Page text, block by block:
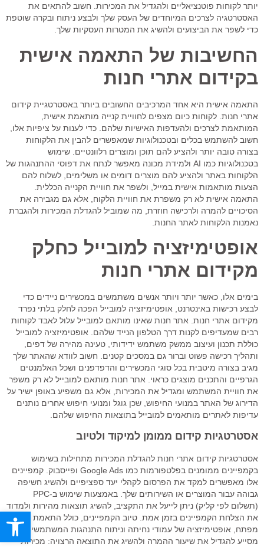
יותר לקוחות פוטנציאליים ולהגדיל את המכירות. חשוב להתאים את
האסטרטגיה לצרכים המיוחדים של העסק שלך ולבצע ניתוח ובקרה שוטפת
כדי לשפר את הביצועים ולהשיג את המטרות העסקיות שלך.
החשיבות של התאמה אישית
בקידום אתרי חנות
התאמה אישית היא אחד המרכיבים החשובים ביותר באסטרטגיית קידום
אתרי חנות. לקוחות כיום מצפים לחוויית קנייה מותאמת אישית,
המותאמת לצרכים ולהעדפות האישיות שלהם. כדי לענות על ציפיות אלו,
חשוב להשתמש בכלים ובטכנולוגיות שמאפשרים להבין את הלקוחות
בצורה טובה יותר ולהציע להם תוכן ומוצרים רלוונטיים. שימוש
בטכנולוגיות כמו AI ולמידת מכונה מאפשר לנתח את דפוסי ההתנהגות של
הלקוחות באתר ולהציע להם מוצרים דומים או משלימים, לשלוח להם
הצעות מותאמות אישית במייל, ולשפר את חוויית הקנייה הכללית.
התאמה אישית לא רק משפרת את חוויית הלקוח, אלא גם מגבירה את
הסיכויים להמרה ולרכישה חוזרת, מה שמוביל להגדלת המכירות ולהגברת
נאמנות הלקוחות לאתר החנות.
אופטימיזציה למובייל כחלק
מקידום אתרי חנות
בימים אלו, כאשר יותר ויותר אנשים משתמשים במכשירים ניידים כדי
לבצע רכישות באינטרנט, אופטימיזציה למובייל הפכה לחלק בלתי נפרד
מקידום אתרי חנות. אתר חנות שאינו מותאם למובייל עלול לאבד לקוחות
רבים שמעדיפים לקנות דרך הטלפון הנייד שלהם. אופטימיזציה למובייל
כוללת תכנון ועיצוב ממשק משתמש ידידותי, טעינה מהירה של דפים,
ותהליך רכישה פשוט וברור גם במסכים קטנים. חשוב לוודא שהאתר שלך
מגיב בצורה מיטבית בכל סוגי המכשירים והדפדפנים ושכל האלמנטים
הגרפיים והתכנים מוצגים כראוי. אתר חנות מותאם למובייל לא רק משפר
את חוויית המשתמש ומגדיל את המכירות, אלא גם משפיע באופן ישיר על
הדירוג של האתר במנועי החיפוש, שכן גוגל ומנועי חיפוש אחרים נותנים
עדיפות לאתרים מותאמים למובייל בתוצאות החיפוש שלהם.
אסטרטגיות קידום ממומן למיקוד ולטיוב
אסטרטגיות קידום אתרי חנות להגדלת המכירות מתחילות בשימוש
בקמפיינים ממומנים בפלטפורמות כמו Google Ads ופייסבוק. קמפיינים
אלו מאפשרים למקד את הפרסום לקהלי יעד ספציפיים ולהשיג חשיפה
גבוהה עבור המוצרים או השירותים שלך. באמצעות שימוש ב-PPC
(תשלום לפי קליק) ניתן לייעל את התקציב, להשיג תוצאות מהירות ולמדוד
את הצלחת הקמפיינים בזמן אמת. טיוב הקמפיינים, כולל התאמת מילות
מפתח, אופטימיזציה של עמודי נחיתה וניתוח התנהגות המשתמשים,
מסייע להגדיל את שיעור ההמרה ולהשיג את התוצאה הרצויה: מכירות
פתח